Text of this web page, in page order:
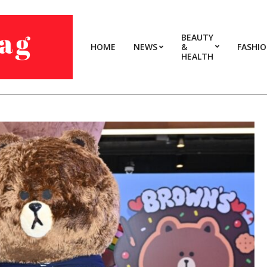
HOME NEWS
BEAUTY
&
HEALTH